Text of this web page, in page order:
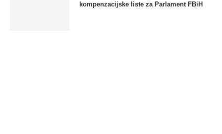
kompenzacijske liste za Parlament FBiH